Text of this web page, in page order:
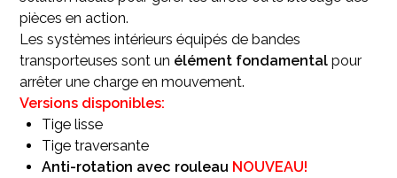
pièces en action.
Les systèmes intérieurs équipés de bandes
transporteuses sont un élément fondamental pour
arrêter une charge en mouvement.
Versions disponibles:
Tige lisse
Tige traversante
Anti-rotation avec rouleau NOUVEAU!